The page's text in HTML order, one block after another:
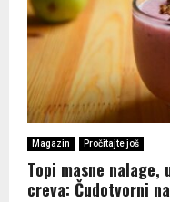
Magazin Pročitajte još
Topi masne
creva: Čudotvorni